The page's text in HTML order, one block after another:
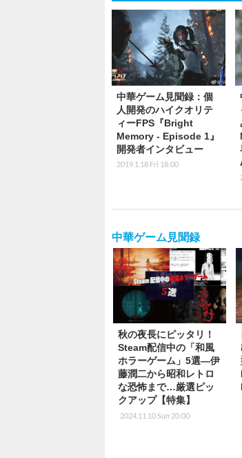
中華ゲーム見聞録：個
人開発のハイクオリテ
ィーFPS『Bright
Memory - Episode 1』
開発者インタビュー
2019.1.18 Fri 18:00
中華ゲーム見聞録
秋の夜長にピッタリ！
Steam配信中の「和風
ホラーゲーム」5選―伊
藤潤二から昭和レトロ
な恐怖まで…厳選ピッ
クアップ【特集】
2024.11.10 Sun 20:00